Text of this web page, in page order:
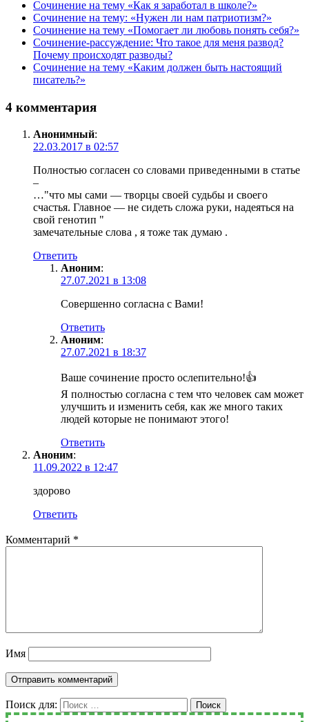
Сочинение на тему «Как я заработал в школе?»
Сочинение на тему: «Нужен ли нам патриотизм?»
Сочинение на тему «Помогает ли любовь понять себя?»
Сочинение-рассуждение: Что такое для меня развод?
Почему происходят разводы?
Сочинение на тему «Каким должен быть настоящий
писатель?»
4 комментария
Анонимный:
22.03.2017 в 02:57
Полностью согласен со словами приведенными в статье
–
…"что мы сами — творцы своей судьбы и своего
счастья. Главное — не сидеть сложа руки, надеяться на
свой генотип "
замечательные слова , я тоже так думаю .
Ответить
Аноним:
27.07.2021 в 13:08
Совершенно согласна с Вами!
Ответить
Аноним:
27.07.2021 в 18:37
Ваше сочинение просто ослепительно!👍
Я полностью согласна с тем что человек сам может
улучшить и изменить себя, как же много таких
людей которые не понимают этого!
Ответить
Аноним:
11.09.2022 в 12:47
здорово
Ответить
Комментарий *
Имя
Поиск для: Поиск